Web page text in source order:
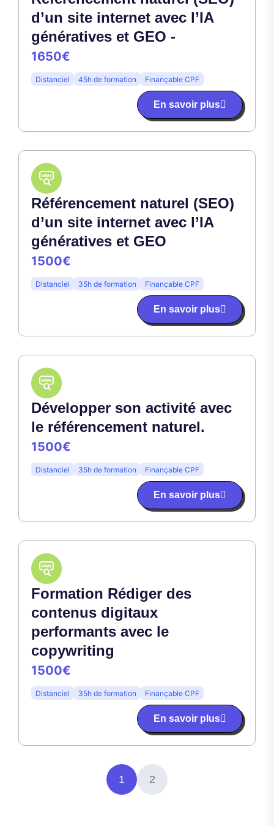
d’un site internet avec l’IA
génératives et GEO -
1650€
Distanciel 45h de formation Finançable CPF
En savoir plus
Référencement naturel (SEO)
d’un site internet avec l’IA
génératives et GEO
1500€
Distanciel 35h de formation Finançable CPF
En savoir plus
Développer son activité avec
le référencement naturel.
1500€
Distanciel 35h de formation Finançable CPF
En savoir plus
Formation Rédiger des
contenus digitaux
performants avec le
copywriting
1500€
Distanciel 35h de formation Finançable CPF
En savoir plus
1 2